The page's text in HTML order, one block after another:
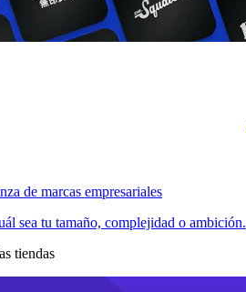
de marcas empresariales
sea tu tamaño, complejidad o ambición.
tiendas